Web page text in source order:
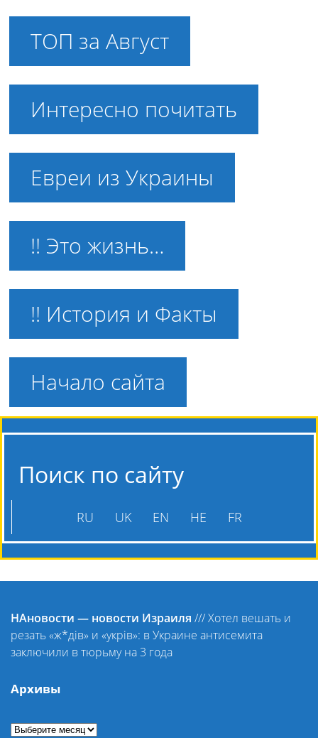
ТОП за Август
Интересно почитать
Евреи из Украины
!! Это жизнь…
!! История и Факты
Начало сайта
Поиск по сайту
RU UK EN HE FR
НАновости — новости Израиля ///Хотел вешать и
резать «ж*дів» и «укрів»: в Украине антисемита
заключили в тюрьму на 3 года
Архивы